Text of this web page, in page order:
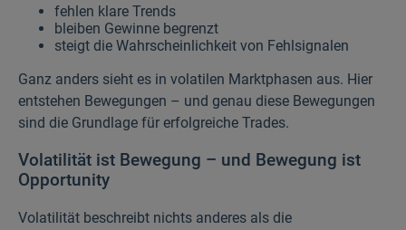
fehlen klare Trends
bleiben Gewinne begrenzt
steigt die Wahrscheinlichkeit von Fehlsignalen
Ganz anders sieht es in volatilen Marktphasen aus. Hier
entstehen Bewegungen – und genau diese Bewegungen
sind die Grundlage für erfolgreiche Trades.
Volatilität ist Bewegung – und Bewegung ist
Opportunity
Volatilität beschreibt nichts anderes als die